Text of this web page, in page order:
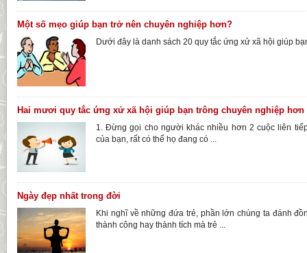
Một số mẹo giúp bạn trở nên chuyên nghiệp hơn?
Dưới đây là danh sách 20 quy tắc ứng xử xã hội giúp
Hai mươi quy tắc ứng xử xã hội giúp bạn trông chuyên nghiệp hơn
1. Đừng gọi cho người khác nhiều hơn 2 cuộc liên
của bạn, rất có thể họ đang có ...
Ngày đẹp nhất trong đời
Khi nghĩ về những đứa trẻ, phần lớn chúng ta đánh
thành công hay thành tích mà trẻ ...